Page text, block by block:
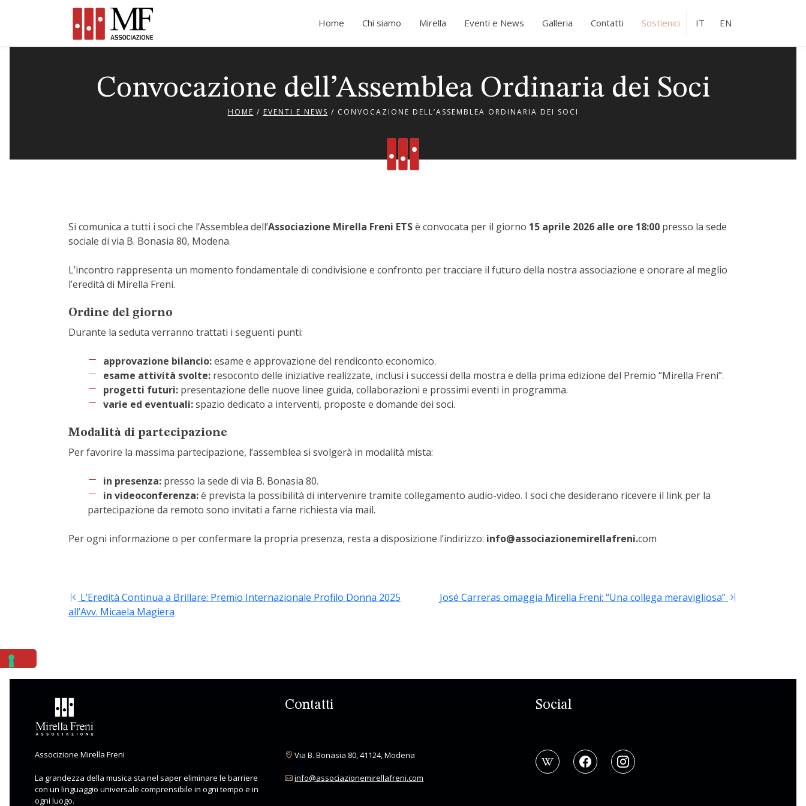
Home Chi siamo Mirella Eventi e News Galleria Contatti Sostienici IT EN
Convocazione dell’Assemblea Ordinaria dei Soci
HOME / EVENTI E NEWS / CONVOCAZIONE DELL’ASSEMBLEA ORDINARIA DEI SOCI
Si comunica a tutti i soci che l’Assemblea dell’Associazione Mirella Freni ETSè convocata per il giorno 15 aprile 2026 alle ore 18:00 presso la sede
sociale di via B. Bonasia 80, Modena.
L’incontro rappresenta un momento fondamentale di condivisione e confronto per tracciare il futuro della nostra associazione e onorare al meglio
l’eredità di Mirella Freni.
Ordine del giorno
Durante la seduta verranno trattati i seguenti punti:
approvazione bilancio:esame e approvazione del rendiconto economico.
esame attività svolte: resoconto delle iniziative realizzate, inclusi i successi della mostra e della prima edizione del Premio “Mirella Freni”.
progetti futuri: presentazione delle nuove linee guida, collaborazioni e prossimi eventi in programma.
varie ed eventuali:spazio dedicato a interventi, proposte e domande dei soci.
Modalità di partecipazione
Per favorire la massima partecipazione, l’assemblea si svolgerà in modalità mista:
in presenza: presso la sede di via B. Bonasia 80.
in videoconferenza:è prevista la possibilità di intervenire tramite collegamento audio-video. I soci che desiderano ricevere il link per la
partecipazione da remoto sono invitati a farne richiesta via mail.
Per ogni informazione o per confermare la propria presenza, resta a disposizione l’indirizzo: info@associazionemirellafreni.com
Navigazione
articoli
L’Eredità Continua a Brillare: Premio Internazionale Profilo Donna 2025
all’Avv. Micaela Magiera
José Carreras omaggia Mirella Freni: “Una collega meravigliosa”
Associzione Mirella Freni
La grandezza della musica sta nel saper eliminare le barriere
con un linguaggio universale comprensibile in ogni tempo e in
ogni luogo.
Contatti
Via B. Bonasia 80, 41124, Modena
info@associazionemirellafreni.com
Social